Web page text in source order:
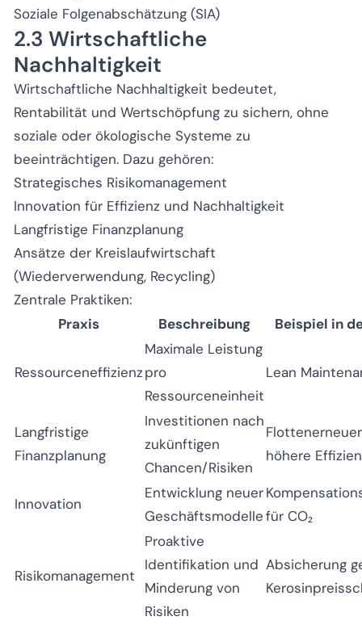
Soziale Folgenabschätzung (SIA)
2.3 Wirtschaftliche
Nachhaltigkeit
Wirtschaftliche Nachhaltigkeit bedeutet,
Rentabilität und Wertschöpfung zu sichern, ohne
soziale oder ökologische Systeme zu
beeinträchtigen. Dazu gehören:
Strategisches Risikomanagement
Innovation für Effizienz und Nachhaltigkeit
Langfristige Finanzplanung
Ansätze der Kreislaufwirtschaft
(Wiederverwendung, Recycling)
Zentrale Praktiken:
Praxis
Beschreibung Beispiel in
Ressourceneffizienz
Maximale Leistung
pro
Ressourceneinheit
Lean
Langfristige
Finanzplanung
Investitionen nach
zukünftigen
Chancen/Risiken
höhere
Innovation
Entwicklung neuer
Geschäftsmodellefür CO₂
Risikomanagement
Proaktive
Identifikation und
Minderung von
Risiken
Absicherung